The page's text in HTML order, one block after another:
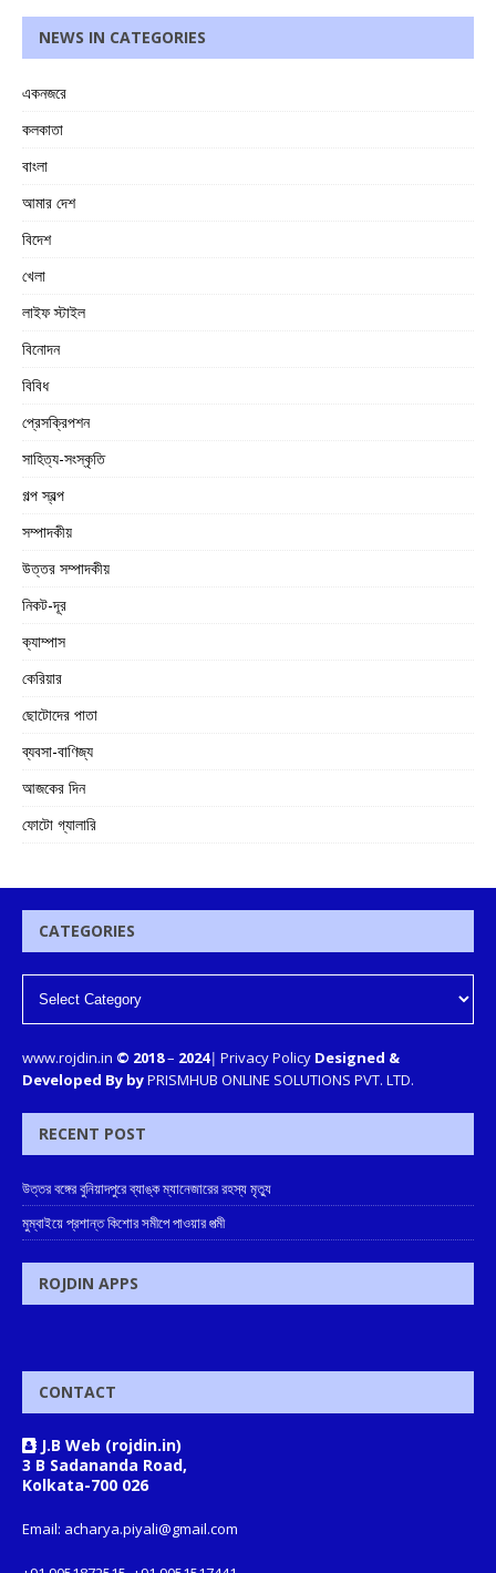
NEWS IN CATEGORIES
একনজরে
কলকাতা
বাংলা
আমার দেশ
বিদেশ
খেলা
লাইফ স্টাইল
বিনোদন
বিবিধ
প্রেসক্রিপশন
সাহিত্য-সংস্কৃতি
গল্প স্বল্প
সম্পাদকীয়
উত্তর সম্পাদকীয়
নিকট-দূর
ক্যাম্পাস
কেরিয়ার
ছোটোদের পাতা
ব্যবসা-বাণিজ্য
আজকের দিন
ফোটো গ্যালারি
CATEGORIES
www.rojdin.in © 2018– 2024| Privacy Policy Designed &
Developed By byPRISMHUB ONLINE SOLUTIONS PVT. LTD.
RECENT POST
উত্তর বঙ্গের বুনিয়াদপুরে ব্যাঙ্ক ম্যানেজারের রহস্য মৃত্যু
মুম্বাইয়ে প্রশান্ত কিশোর সমীপে পাওয়ার পত্মী
ROJDIN APPS
CONTACT
J.B Web (rojdin.in)
3 B Sadananda Road,
Kolkata-700 026
Email: acharya.piyali@gmail.com